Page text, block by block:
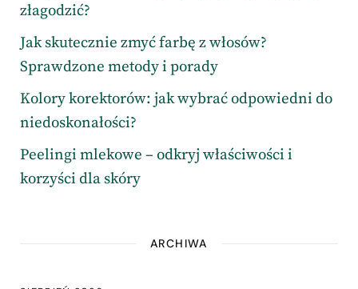
złagodzić?
Jak skutecznie zmyć farbę z włosów?
Sprawdzone metody i porady
Kolory korektorów: jak wybrać odpowiedni do
niedoskonałości?
Peelingi mlekowe – odkryj właściwości i
korzyści dla skóry
ARCHIWA